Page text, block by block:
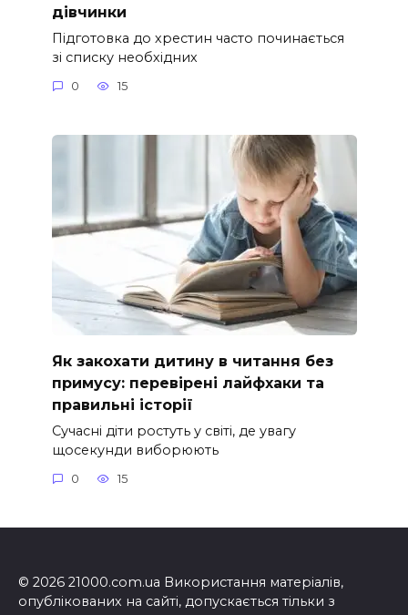
дівчинки
Підготовка до хрестин часто починається
зі списку необхідних
0 15
Як закохати дитину в читання без
примусу: перевірені лайфхаки та
правильні історії
Сучасні діти ростуть у світі, де увагу
щосекунди виборюють
0 15
© 2026 21000.com.ua Використання матеріалів,
опублікованих на сайті, допускається тільки з